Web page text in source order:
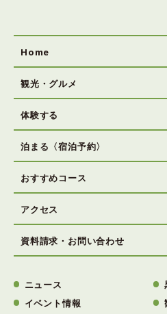
Home
観光・グルメ
体験する
泊まる〈宿泊予約〉
おすすめコース
アクセス
資料請求・お問い合わせ
ニュース
イベント情報